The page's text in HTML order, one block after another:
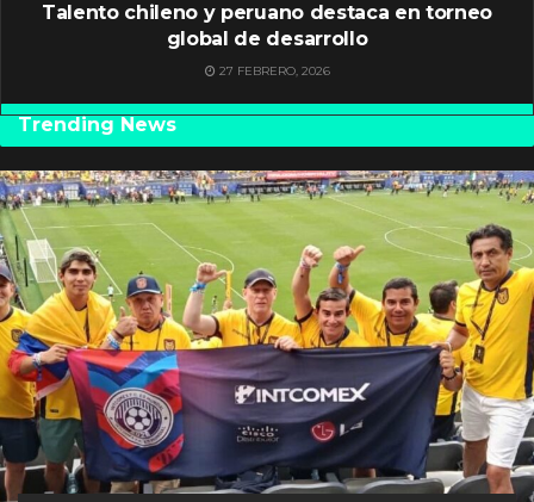
Talento chileno y peruano destaca en torneo
global de desarrollo
27 FEBRERO, 2026
Trending News